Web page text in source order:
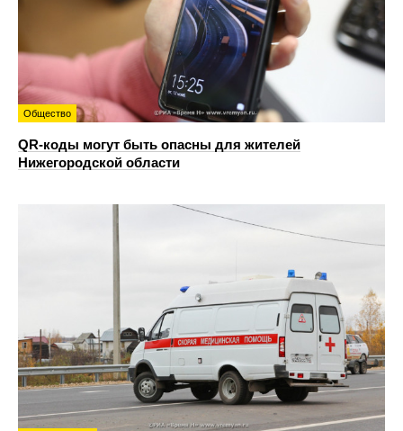
Общество
QR-коды могут быть опасны для жителей
Нижегородской области